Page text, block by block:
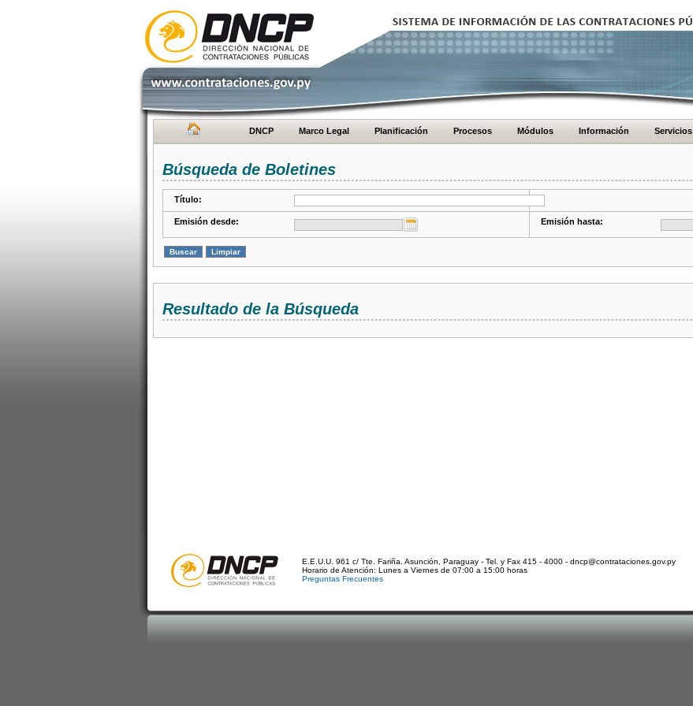
DNCP Marco Legal Planificación Procesos Módulos Información Servicios
Búsqueda de Boletines
Título:
Emisión desde: Emisión hasta:
Resultado de la Búsqueda
E.E.U.U. 961 c/ Tte. Fariña. Asunción, Paraguay - Tel. y Fax 415 - 4000 - dncp@contrataciones.gov.py
Horario de Atención: Lunes a Viernes de 07:00 a 15:00 horas
Preguntas Frecuentes